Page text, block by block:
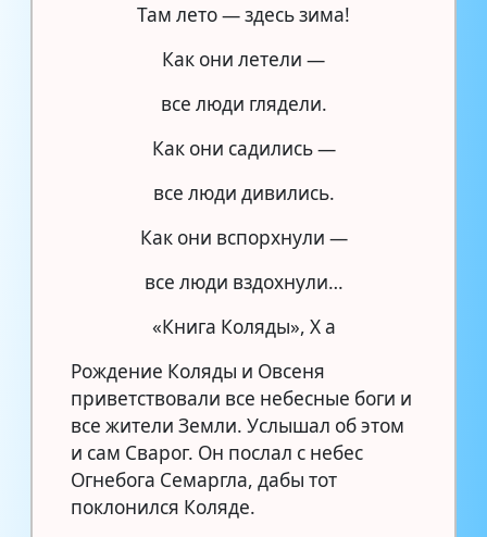
Там лето — здесь зима!
Как они летели —
все люди глядели.
Как они садились —
все люди дивились.
Как они вспорхнули —
все люди вздохнули…
«Книга Коляды», X а
Рождение Коляды и Овсеня
приветствовали все небесные боги и
все жители Земли. Услышал об этом
и сам Сварог. Он послал с небес
Огнебога Семаргла, дабы тот
поклонился Коляде.